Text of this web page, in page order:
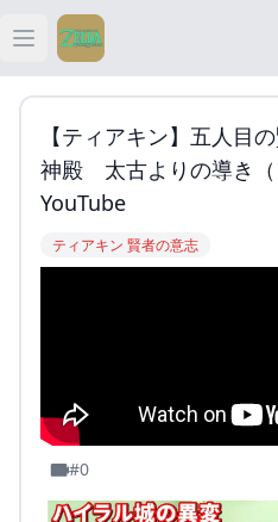
Open main menu
ティ
ティア
【ティアキン】五人
神殿 太古よりの導き（
YouTube
ティアキン 賢者の意志
#0